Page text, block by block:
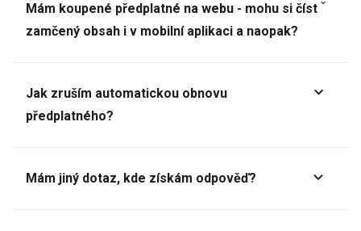
Mám koupené předplatné na webu - mohu si číst
zamčený obsah i v mobilní aplikaci a naopak?
Jak zruším automatickou obnovu
předplatného?
Mám jiný dotaz, kde získám odpověď?